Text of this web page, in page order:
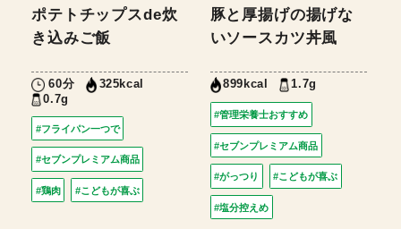
ポテトチップスde炊
き込みご飯
60分
325kcal
0.7g
#フライパン一つで
#セブンプレミアム商品
#鶏肉 #こどもが喜ぶ
豚と厚揚げの揚げな
いソースカツ丼風
899kcal 1.7g
#管理栄養士おすすめ
#セブンプレミアム商品
#がっつり #こどもが喜ぶ
#塩分控えめ